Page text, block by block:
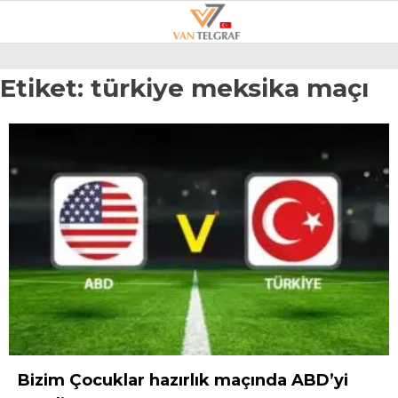
25.2°
BÖLGE
3.SAYFA
GÜNDEM
SPOR
EKONOMI
MAGAZIN
POLITIKA
Etiket: türkiye meksika maçı
Bizim Çocuklar hazırlık maçında ABD’yi